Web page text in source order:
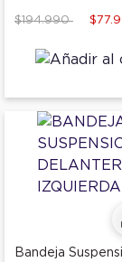
Price reduced
$194.990to